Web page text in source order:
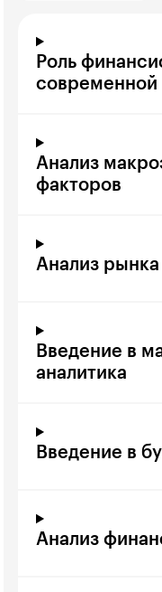
Роль
современной
Анализ
факторов
Анализ рынка
Введение в
аналитика
Введение в
Анализ